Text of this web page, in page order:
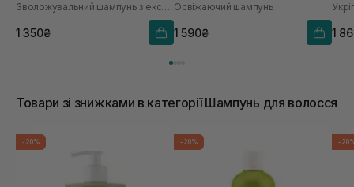
Зволожувальний шампунь з екстрактом зерна
1 350₴
Освіжаючий шампунь
1 590₴ 1
Товари зі знижками в категорії Шампунь для волосся
-20% -20% -